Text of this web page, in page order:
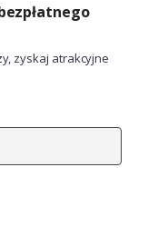
zyskaj atrakcyjne